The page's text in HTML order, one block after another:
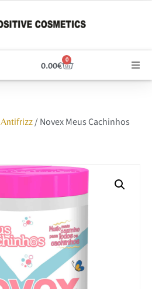
0.00€
0
Antifrizz/ Novex Meus Cachinhos